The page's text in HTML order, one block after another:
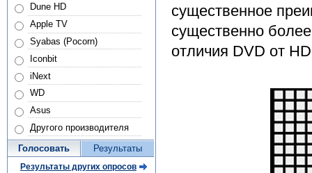
существенное
существенно
отличия DVD от
Dune HD
Apple TV
Syabas (Pocorn)
Iconbit
iNext
WD
Asus
Другого производителя
Голосовать Результаты
Результаты других опросов